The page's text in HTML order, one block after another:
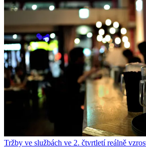
Tržby ve službách ve 2. čtvrtletí reálně